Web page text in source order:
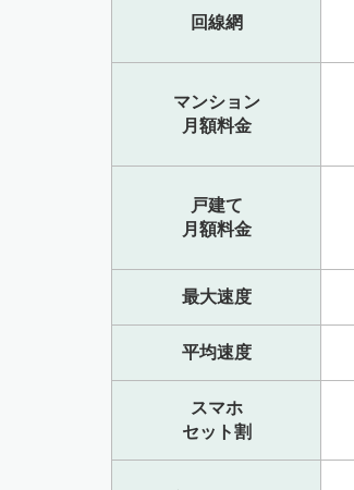
回線網
マンション
月額料金
戸建て
月額料金
最大速度
平均速度
スマホ
セット割